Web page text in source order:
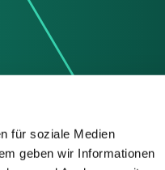
für soziale Medien
geben wir Informationen